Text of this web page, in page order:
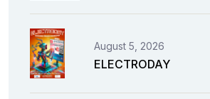
August 5, 2026
ELECTRODAY